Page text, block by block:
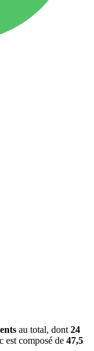
au total, dont24
est composé de 47,5